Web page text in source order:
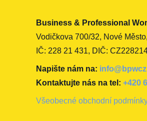
Business & Professional
Vodičkova 700/32, Nové
IČ: 228 21 431, DIČ:
Napište nám na:
Kontaktujte nás na tel: +420
Všeobecné obchodní